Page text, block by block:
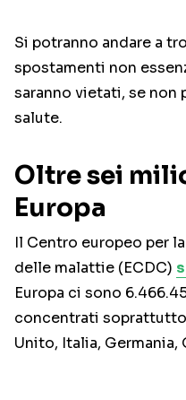
Si potranno andare a
spostamenti non
saranno vietati, se non
salute.
Oltre sei
Europa
Il Centro europeo per
delle malattie (ECDC)
Europa ci sono
concentrati soprattutto
Unito, Italia, Germania,